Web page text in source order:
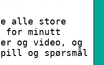
alle store
for minutt
og video, og
og spørsmål